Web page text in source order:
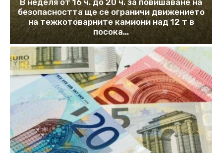
В неделя от 16 ч. до 20 ч. за повишаване на
безопасността ще се ограничи движението
на тежкотоварните камиони над 12 т в
посока...